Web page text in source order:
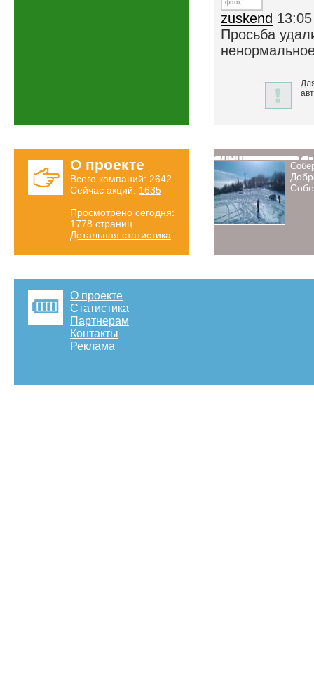
zuskend
Просьба
О проекте
Всего компаний: 2642
Сейчас акций: 1635
Просмотрено сегодня:
1778 страниц
Детальная статистика
Лето
О проекте
Статистика
Партнерам
Контакты
Реклама